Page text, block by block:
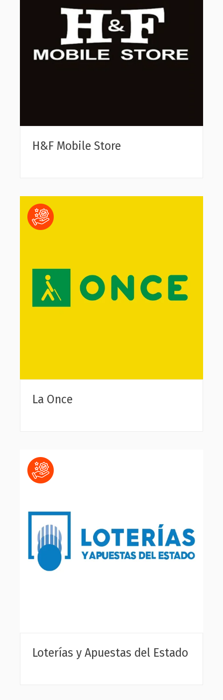
H&F Mobile Store
La Once
Loterías y Apuestas del Estado